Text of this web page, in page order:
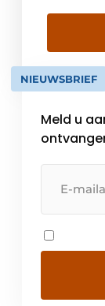
proces
we ons
volledig
NIEUWSBRIEF
Meld u